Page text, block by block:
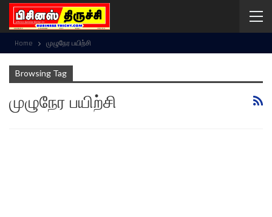
Home முழுநேர பயிற்சி
Browsing Tag
முழுநேர பயிற்சி